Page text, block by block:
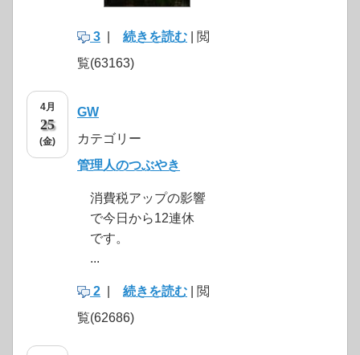
3 続きを読む | 閲
覧(63163)
4月
25
(金)
GW
カテゴリー
管理人のつぶやき
消費税アップの影響
で今日から12連休
です。
...
2 続きを読む | 閲
覧(62686)